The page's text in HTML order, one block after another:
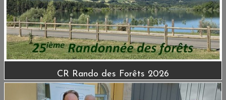
CR Rando des Forêts 2026